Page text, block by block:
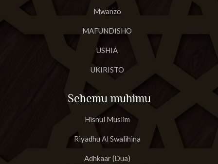
Mwanzo
MAFUNDISHO
USHIA
UKIRISTO
Sehemu muhimu
Hisnul Muslim
Riyadhu Al Swalihina
Adhkaar (Dua)